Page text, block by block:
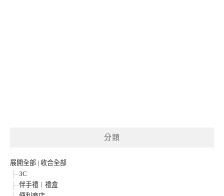
分類
展開全部 | 收合全部
3C
伴手禮︱禮盒